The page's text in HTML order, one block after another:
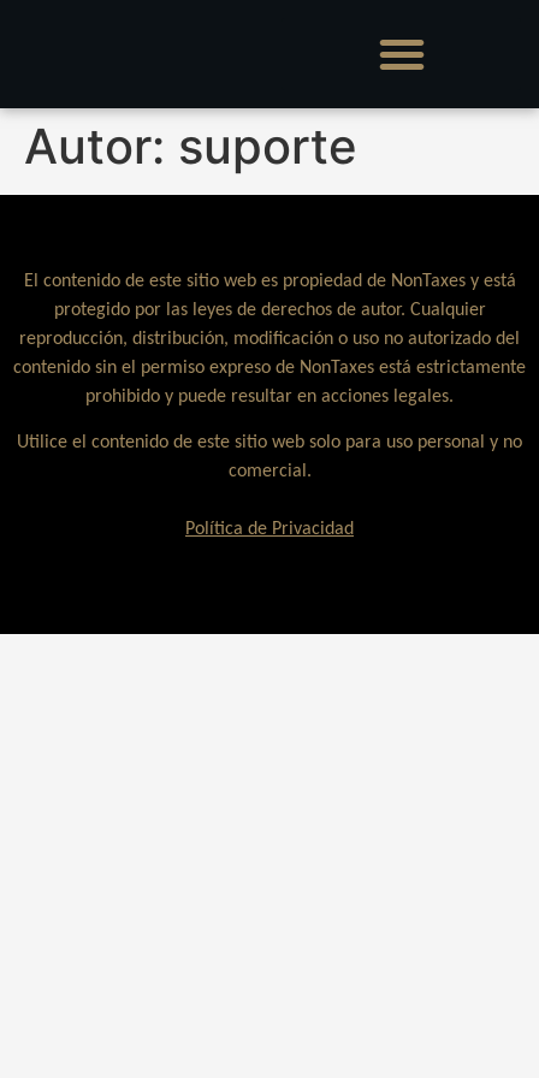
Autor: suporte
El contenido de este sitio web es propiedad de NonTaxes y está
protegido por las leyes de derechos de autor. Cualquier
reproducción, distribución, modificación o uso no autorizado del
contenido sin el permiso expreso de NonTaxes está estrictamente
prohibido y puede resultar en acciones legales.
Utilice el contenido de este sitio web solo para uso personal y no
comercial.
Política de Privacidad